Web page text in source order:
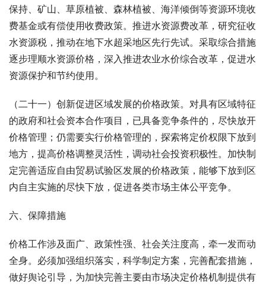
保持、矿山、草原植被、森林植被、海洋倾倒等资源环境收
费基金或有偿使用收费政策。推进水资源费改革，研究征收
水资源税，推动在地下水超采地区先行先试。采取综合措施
逐步理顺水资源价格，深入推进农业水价综合改革，促进水
资源保护和节约使用。
（二十一）创新促进区域发展的价格政策。对具有区域特征
的政府和社会资本合作项目，已具备竞争条件的，尽快放开
价格管理；仍需要实行价格管理的，探索将定价权限下放到
地方，提高价格调整灵活性，调动社会投资积极性。加快制
定完善适应自由贸易试验区发展的价格政策，能够下放到区
内自主实施的尽快下放，促进各类市场主体公平竞争。
六、保障措施
价格工作涉及面广、政策性强、社会关注度高，牵一发而动
全身。必须加强组织落实，科学制定方案，完善配套措施，
做好舆论引导，为加快完善主要由市场决定价格机制提供有